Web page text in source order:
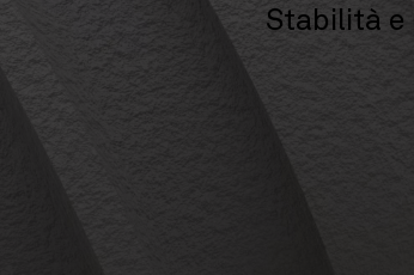
Stabilità e